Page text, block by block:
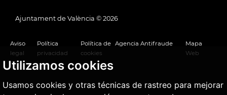
Utilizamos cookies
Usamos cookies y otras técnicas de rastreo para mejorar
Ajuntament de València © 2026
Aviso
legal
Política
privacidad
Política de
cookies
Agencia Antifraude
Mapa
Web